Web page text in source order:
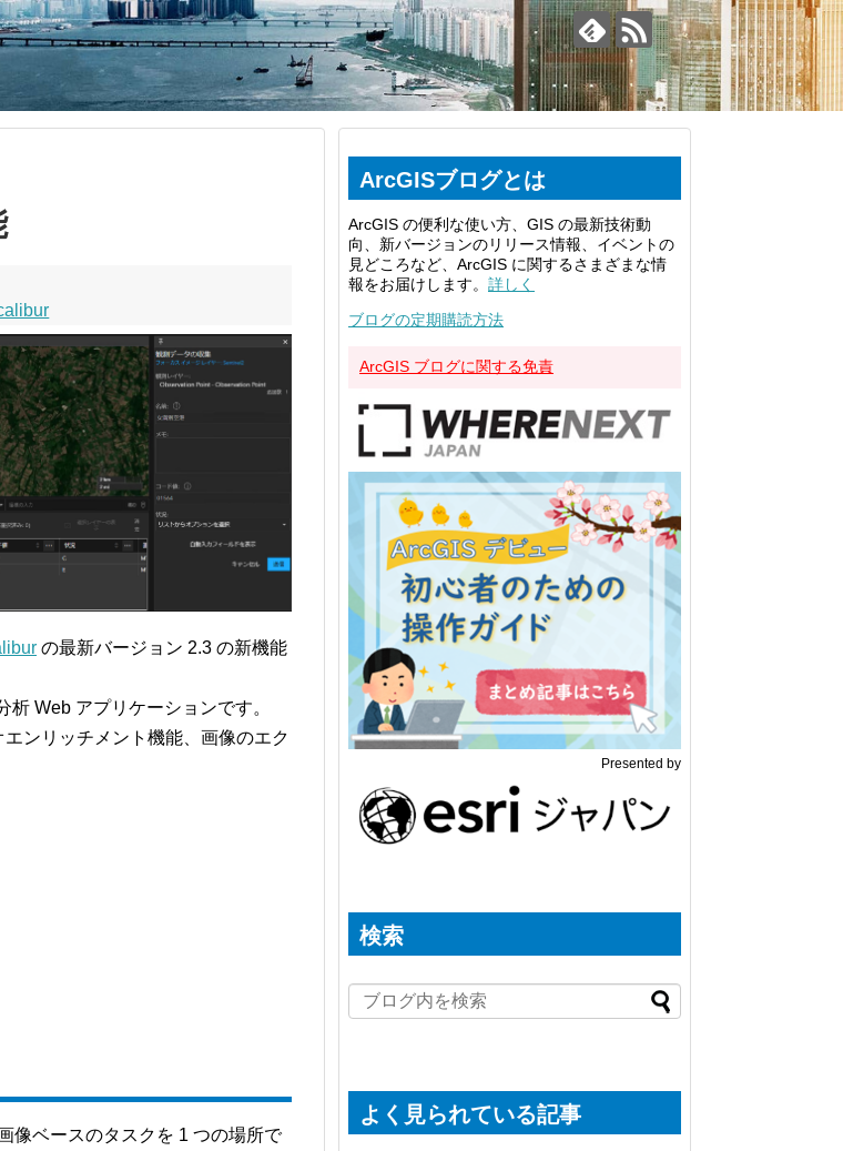
の最新バージョン 2.3 の新機能
析 Web アプリケーションです。
ンリッチメント機能、画像のエク
像ベースのタスクを 1 つの場所で
ArcGISブログとは
ArcGIS の便利な使い方、GIS の最新技術動
向、新バージョンのリリース情報、イベントの
見どころなど、ArcGIS に関するさまざまな情
報をお届けします。 詳しく
ブログの定期購読方法
ArcGIS ブログに関する免責
Presented by
検索
よく見られている記事